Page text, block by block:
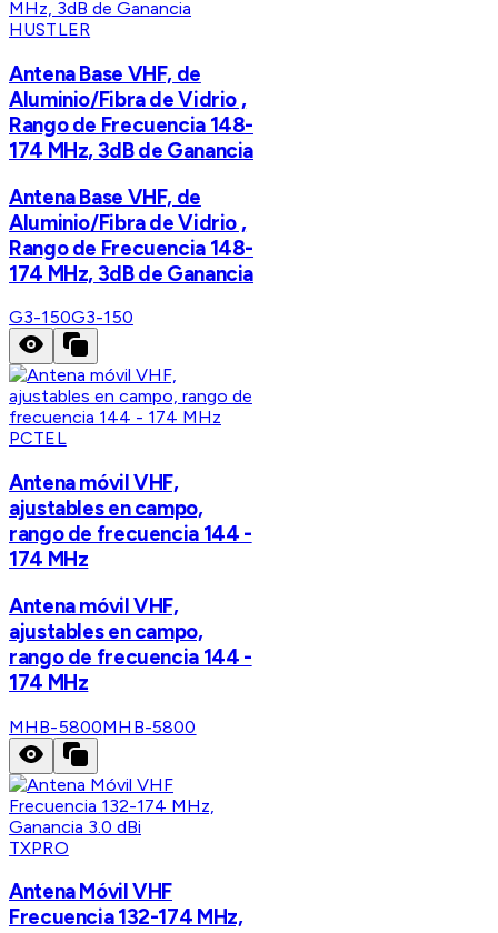
HUSTLER
Antena Base VHF, de
Aluminio/Fibra de Vidrio ,
Rango de Frecuencia 148-
174 MHz, 3dB de Ganancia
Antena Base VHF, de
Aluminio/Fibra de Vidrio ,
Rango de Frecuencia 148-
174 MHz, 3dB de Ganancia
G3-150G3-150
PCTEL
Antena móvil VHF,
ajustables en campo,
rango de frecuencia 144 -
174 MHz
Antena móvil VHF,
ajustables en campo,
rango de frecuencia 144 -
174 MHz
MHB-5800MHB-5800
TXPRO
Antena Móvil VHF
Frecuencia 132-174 MHz,